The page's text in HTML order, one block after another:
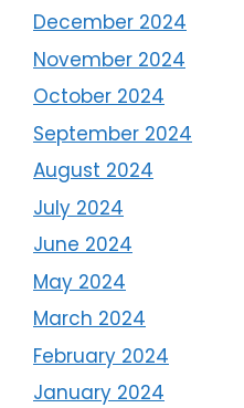
December 2024
November 2024
October 2024
September 2024
August 2024
July 2024
June 2024
May 2024
March 2024
February 2024
January 2024